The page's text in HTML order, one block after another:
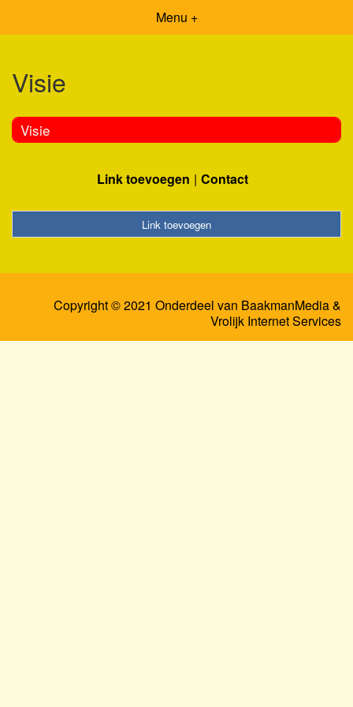
Menu +
Visie
Visie
Link toevoegen Contact
Link toevoegen
Copyright © 2021 Onderdeel van BaakmanMedia&
Vrolijk Internet Services